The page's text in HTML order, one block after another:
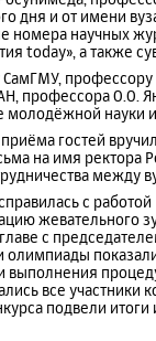
дня и от имени
номера научных
today», а также
СамГМУ, профессору
профессора О.О.
молодёжной
гостей
на имя ректора
между
с
жевательного
с
выполнения
все участники
подвели